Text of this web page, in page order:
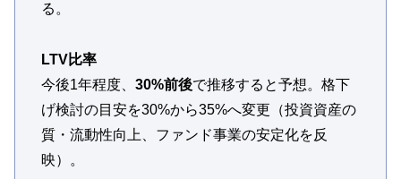
る。
LTV比率
今後1年程度、 30%前後で推移すると予想。格下
げ検討の目安を30%から35%へ変更（投資資産の
質・流動性向上、ファンド事業の安定化を反
映）。